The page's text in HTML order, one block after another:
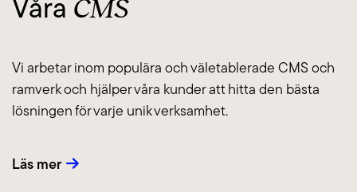
Våra CMS
Vi arbetar inom populära och väletablerade CMS och
ramverk och hjälper våra kunder att hitta den bästa
lösningen för varje unik verksamhet.
Läs mer